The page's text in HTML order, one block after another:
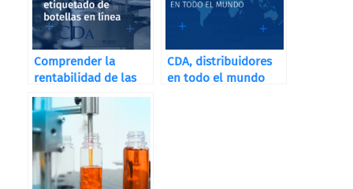
Comprender la
rentabilidad de las
máquinas de
etiquetado de
botellas en línea
CDA, distribuidores
en todo el mundo